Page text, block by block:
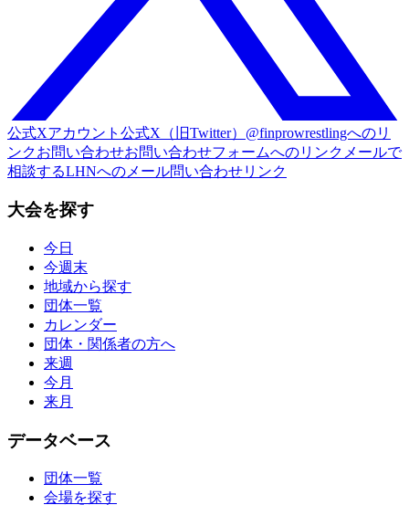
公式Xアカウント 公式X（旧Twitter）@finprowrestlingへのリ
ンクお問い合わせお問い合わせフォームへのリンク メールで
相談するLHNへのメール問い合わせリンク
大会を探す
今日
今週末
地域から探す
団体一覧
カレンダー
団体・関係者の方へ
来週
今月
来月
データベース
団体一覧
会場を探す